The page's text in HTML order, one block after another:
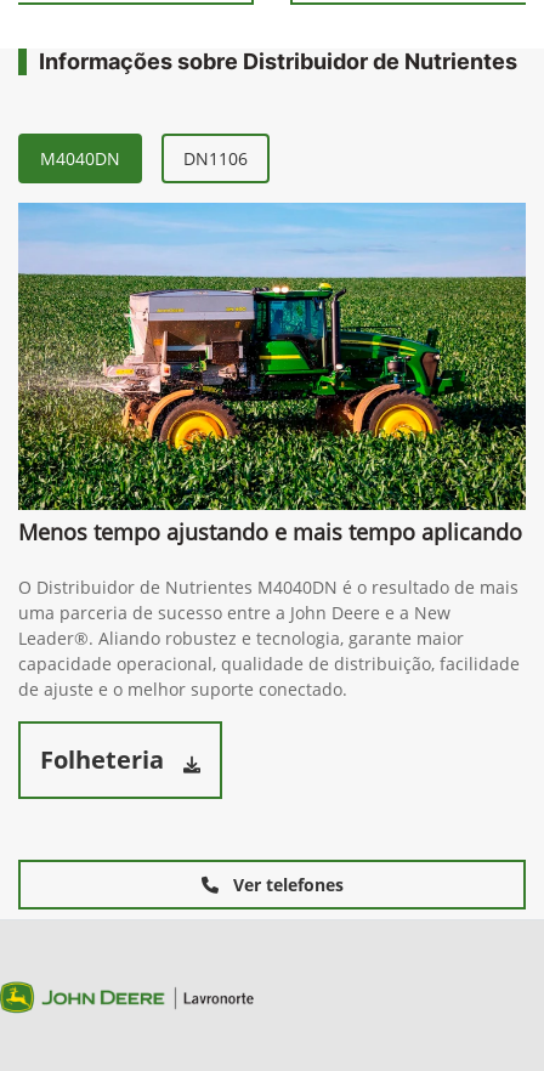
Informações sobre Distribuidor de Nutrientes
M4040DN DN1106
Menos tempo ajustando e mais tempo aplicando
O Distribuidor de Nutrientes M4040DN é o resultado de mais
uma parceria de sucesso entre a John Deere e a New
Leader®. Aliando robustez e tecnologia, garante maior
capacidade operacional, qualidade de distribuição, facilidade
de ajuste e o melhor suporte conectado.
Folheteria
Ver telefones